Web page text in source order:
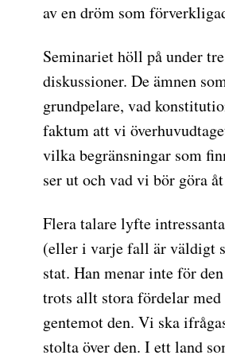
av en dröm som
Seminariet höll på under
diskussioner. De ämnen
grundpelare, vad
faktum att vi
vilka begränsningar som
ser ut och vad vi bör göra
Flera talare lyfte
(eller i varje fall är väldigt
stat. Han menar inte för
trots allt stora fördelar med
gentemot den. Vi ska
stolta över den. I ett land